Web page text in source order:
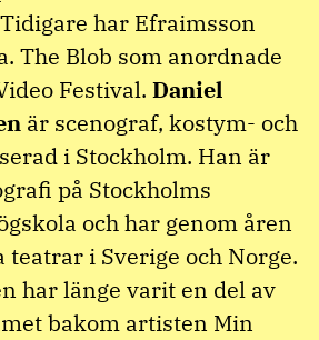
har Efraimsson
The Blob som anordnade
Festival. Daniel
är scenograf, kostym- och
i Stockholm. Han är
på Stockholms
och har genom åren
i Sverige och Norge.
har länge varit en del av
bakom artisten Min